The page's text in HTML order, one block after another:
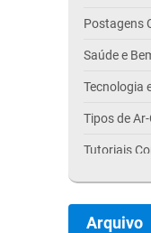
Postagens
Saúde e
Tecnologia
Tipos de
Tutoriais
Arquivo